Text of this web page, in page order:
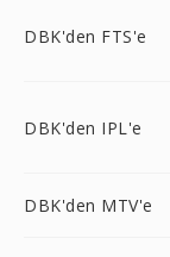
DBK'den FTS'e
DBK'den IPL'e
DBK'den MTV'e